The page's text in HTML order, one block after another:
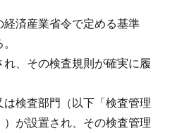
経済産業省令で定める基準
、その検査規則が確実に履
検査部門（以下「検査管理
が設置され、その検査管理